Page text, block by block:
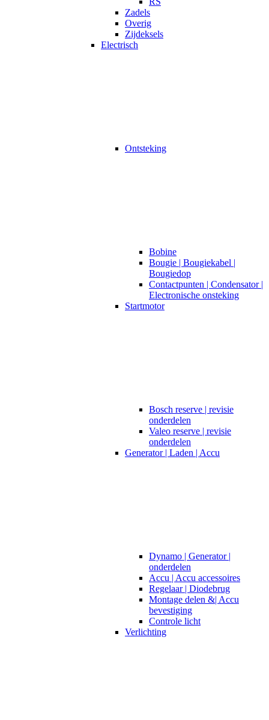
Zadels
Overig
Zijdeksels
Electrisch
Ontsteking
Bobine
Bougie | Bougiekabel |
Bougiedop
Contactpunten | Condensator |
Electronische onsteking
Startmotor
Bosch reserve | revisie
onderdelen
Valeo reserve | revisie
onderdelen
Generator | Laden | Accu
Dynamo | Generator |
onderdelen
Accu | Accu accessoires
Regelaar | Diodebrug
Montage delen &| Accu
bevestiging
Controle licht
Verlichting